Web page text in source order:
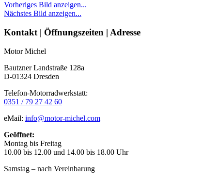
Vorheriges Bild anzeigen...
Nächstes Bild anzeigen...
Seitenleiste
Kontakt | Öffnungszeiten | Adresse
Motor Michel
Bautzner Landstraße 128a
D-01324 Dresden
Telefon-Motorradwerkstatt:
0351 / 79 27 42 60
eMail: info@motor-michel.com
Geöffnet:
Montag bis Freitag
10.00 bis 12.00 und 14.00 bis 18.00 Uhr
Samstag – nach Vereinbarung